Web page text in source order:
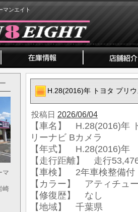
マンエイト
マ
崎
H.28(2016)年 トヨタ プリ
投稿日 2026/06/04
【車名】 H.28(2016)年
リーナビ Bカメラ
【年式】 H.28(2016)年
【走行距離】 走行
【車検】 2年車検整備付
【カラー】 アティチュ
【修復歴】 なし
【地域】 千葉県